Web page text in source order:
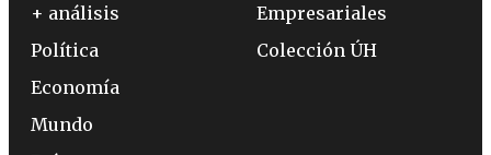
+ análisis
Política
Economía
Mundo
Empresariales
Colección ÚH